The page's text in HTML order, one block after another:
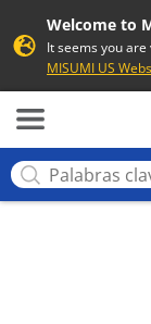
Welcome to
It seems you
MISUMI US